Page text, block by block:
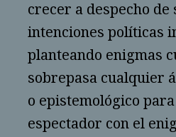
crecer a despecho de
intenciones políticas
planteando enigmas
sobrepasa cualquier
o epistemológico
espectador con el